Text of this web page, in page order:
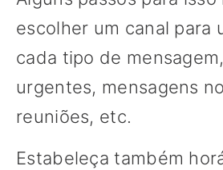
escolher um canal para
cada tipo de
urgentes, mensagens
reuniões, etc.
Estabeleça também